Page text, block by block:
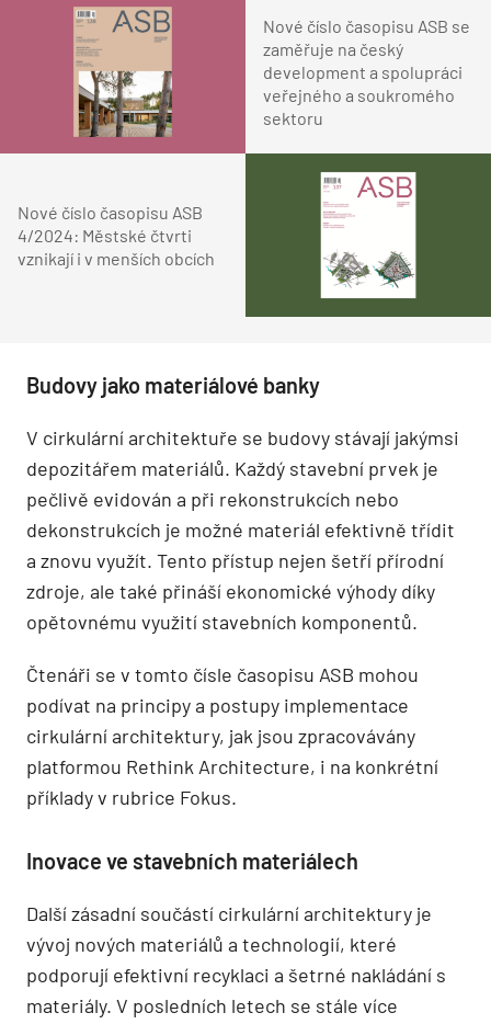
Nové číslo časopisu ASB se
zaměřuje na český
development a spolupráci
veřejného a soukromého
sektoru
Nové číslo časopisu ASB
4/2024: Městské čtvrti
vznikají i v menších obcích
Budovy jako materiálové banky
V cirkulární architektuře se budovy stávají jakýmsi
depozitářem materiálů. Každý stavební prvek je
pečlivě evidován a při rekonstrukcích nebo
dekonstrukcích je možné materiál efektivně třídit
a znovu využít. Tento přístup nejen šetří přírodní
zdroje, ale také přináší ekonomické výhody díky
opětovnému využití stavebních komponentů.
Čtenáři se v tomto čísle časopisu ASB mohou
podívat na principy a postupy implementace
cirkulární architektury, jak jsou zpracovávány
platformou Rethink Architecture, i na konkrétní
příklady v rubrice Fokus.
Inovace ve stavebních materiálech
Další zásadní součástí cirkulární architektury je
vývoj nových materiálů a technologií, které
podporují efektivní recyklaci a šetrné nakládání s
materiály. V posledních letech se stále více